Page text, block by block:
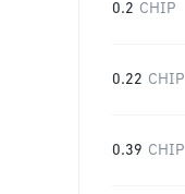
0.2 CHIP
0.22 CHIP
0.39 CHIP